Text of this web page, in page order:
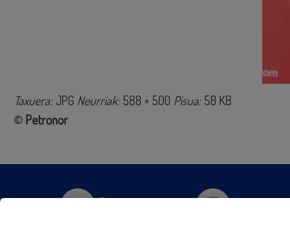
Taxuera: JPG Neurriak: 588 × 500 Pisua: 58 KB
© Petronor
Twitter Instagram